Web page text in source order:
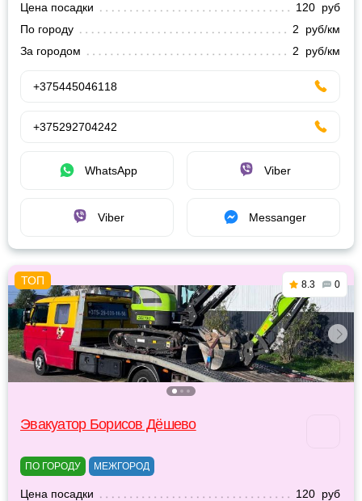
Цена посадки
120 руб
По городу
2 руб/км
За городом
2 руб/км
+375445046118
+375292704242
WhatsApp Viber
Viber Messanger
8.3 0
Эвакуатор Борисов Дёшево
ПО ГОРОДУ МЕЖГОРОД
Цена посадки
120 руб